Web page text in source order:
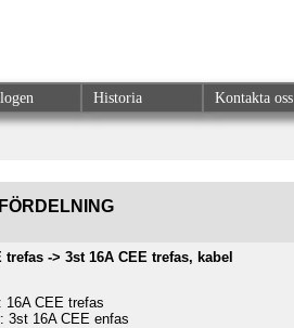
trefas -> 3st 16A CEE trefas, kabel
16A CEE trefas
3st 16A CEE enfas
Historia Kontakta oss